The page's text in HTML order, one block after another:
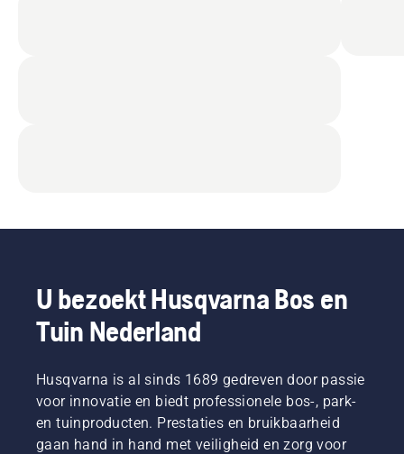
U bezoekt Husqvarna Bos en
Tuin Nederland
Husqvarna is al sinds 1689 gedreven door passie
voor innovatie en biedt professionele bos-, park-
en tuinproducten. Prestaties en bruikbaarheid
gaan hand in hand met veiligheid en zorg voor